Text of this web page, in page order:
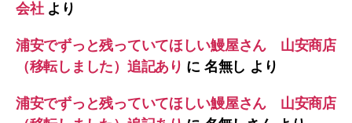
会社より
浦安でずっと残っていてほしい鰻屋さん 山安商店
（移転しました）追記あり に 名無し より
浦安でずっと残っていてほしい鰻屋さん 山安商店